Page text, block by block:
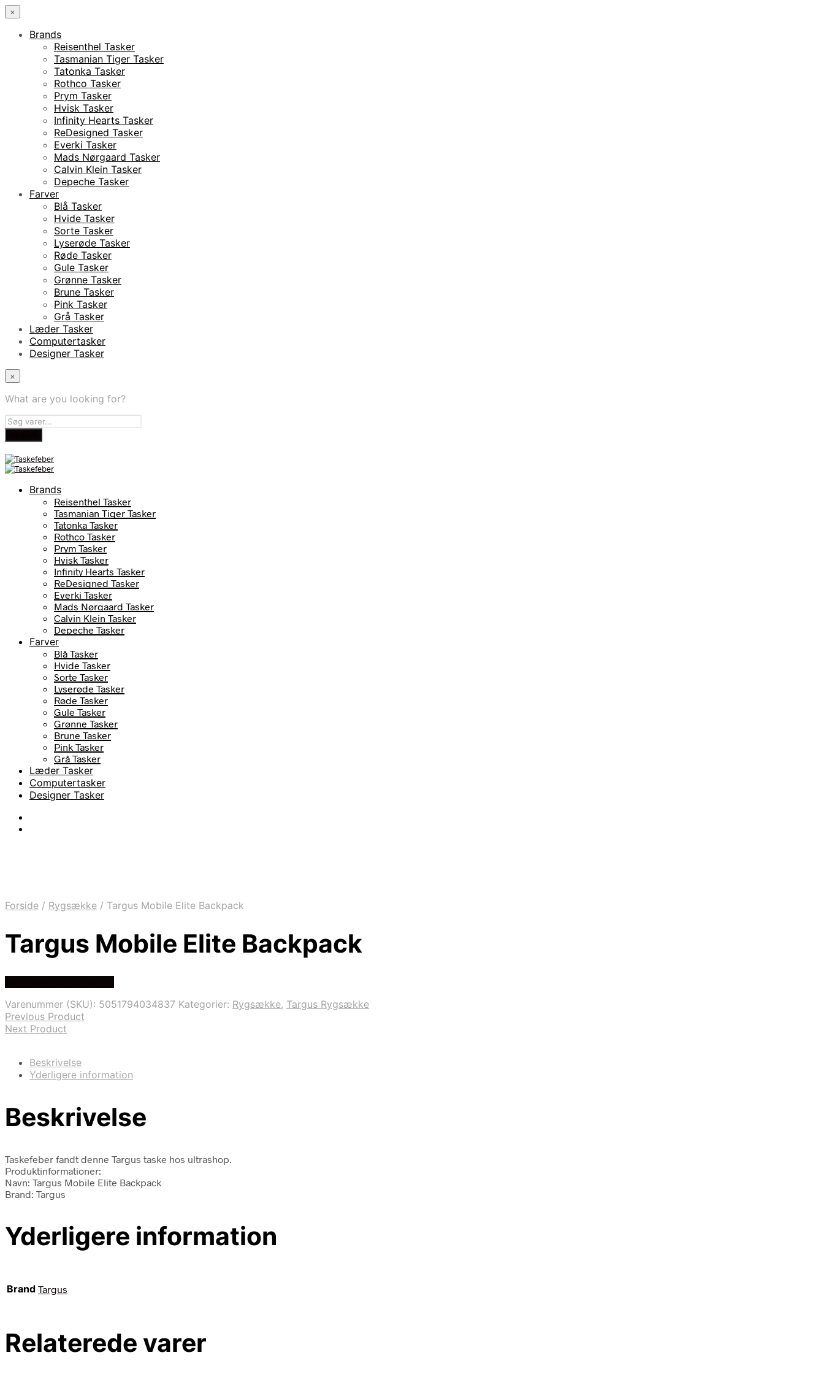
×
Brands
Reisenthel Tasker
Tasmanian Tiger Tasker
Tatonka Tasker
Rothco Tasker
Prym Tasker
Hvisk Tasker
Infinity Hearts Tasker
ReDesigned Tasker
Everki Tasker
Mads Nørgaard Tasker
Calvin Klein Tasker
Depeche Tasker
Farver
Blå Tasker
Hvide Tasker
Sorte Tasker
Lyserøde Tasker
Røde Tasker
Gule Tasker
Grønne Tasker
Brune Tasker
Pink Tasker
Grå Tasker
Læder Tasker
Computertasker
Designer Tasker
×
What are you looking for?
Brands
Reisenthel Tasker
Tasmanian Tiger Tasker
Tatonka Tasker
Rothco Tasker
Prym Tasker
Hvisk Tasker
Infinity Hearts Tasker
ReDesigned Tasker
Everki Tasker
Mads Nørgaard Tasker
Calvin Klein Tasker
Depeche Tasker
Farver
Blå Tasker
Hvide Tasker
Sorte Tasker
Lyserøde Tasker
Røde Tasker
Gule Tasker
Grønne Tasker
Brune Tasker
Pink Tasker
Grå Tasker
Læder Tasker
Computertasker
Designer Tasker
Forside / Rygsække / Targus Mobile Elite Backpack
Targus Mobile Elite Backpack
Varenummer (SKU): 5051794034837 Kategorier: Rygsække, Targus Rygsække
Previous Product
Next Product
Beskrivelse
Yderligere information
Beskrivelse
Taskefeber fandt denne Targus taske hos ultrashop.
Produktinformationer:
Navn: Targus Mobile Elite Backpack
Brand: Targus
Yderligere information
Brand Targus
Relaterede varer